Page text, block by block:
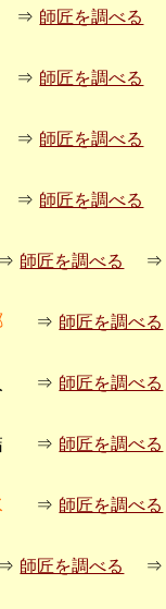
⇒ 師匠を調べる
⇒ 師匠を調べる
⇒ 師匠を調べる
⇒ 師匠を調べる
⇒ 師匠を調べる ⇒
⇒ 師匠を調べる
⇒ 師匠を調べる
⇒ 師匠を調べる
⇒ 師匠を調べる
⇒ 師匠を調べる ⇒